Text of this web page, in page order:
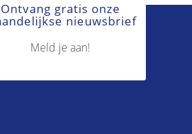
Ontvang gratis onze
nieuwsbrief
Meld je aan!